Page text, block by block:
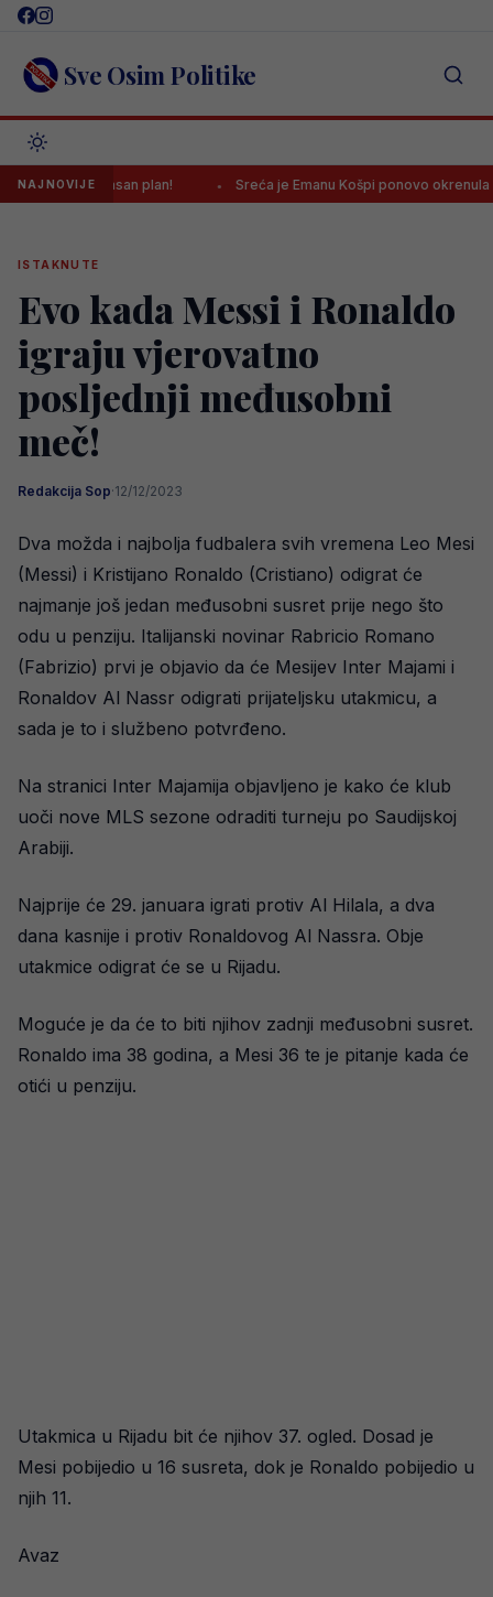
Skip
content Sve Osim Politike
NAJNOVIJE
imaju jasan plan! Sreća je Emanu Košpi ponovo okrenula leđa
ISTAKNUTE
Evo kada Messi i Ronaldo
igraju vjerovatno
posljednji međusobni
meč!
Redakcija Sop·12/12/2023
Dva možda i najbolja fudbalera svih vremena Leo Mesi
(Messi) i Kristijano Ronaldo (Cristiano) odigrat će
najmanje još jedan međusobni susret prije nego što
odu u penziju. Italijanski novinar Rabricio Romano
(Fabrizio) prvi je objavio da će Mesijev Inter Majami i
Ronaldov Al Nassr odigrati prijateljsku utakmicu, a
sada je to i službeno potvrđeno.
Na stranici Inter Majamija objavljeno je kako će klub
uoči nove MLS sezone odraditi turneju po Saudijskoj
Arabiji.
Najprije će 29. januara igrati protiv Al Hilala, a dva
dana kasnije i protiv Ronaldovog Al Nassra. Obje
utakmice odigrat će se u Rijadu.
Moguće je da će to biti njihov zadnji međusobni susret.
Ronaldo ima 38 godina, a Mesi 36 te je pitanje kada će
otići u penziju.
Utakmica u Rijadu bit će njihov 37. ogled. Dosad je
Mesi pobijedio u 16 susreta, dok je Ronaldo pobijedio u
njih 11.
Avaz